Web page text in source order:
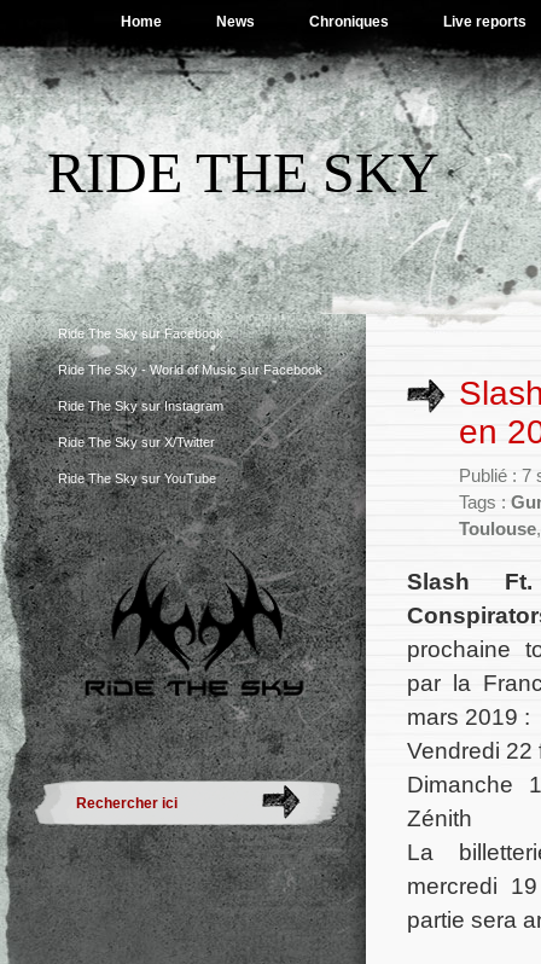
Home News Chroniques Live reports
RIDE THE SKY
Ride The Sky sur Facebook
Ride The Sky - World of Music sur Facebook
Ride The Sky sur Instagram
Ride The Sky sur X/Twitter
Ride The Sky sur YouTube
en
Publié : 7
Tags :
Toulouse
Slash
prochaine
par la
mars 2019 :
Vendredi 22
Dimanche
Zénith
La
mercredi
partie sera